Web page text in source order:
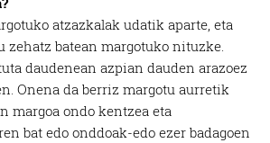
propioak eta hirugarrenen cookie-
ditu. Zure esperientzia eta
asmoz, cookie teknologiaz
hau onartuz gero, teknologia hori
esplizitua ematen diguzu.
atzazkalak udatik aparte, eta
zehatz batean margotuko nituzke.
daudenean azpian dauden arazoez
Onena da berriz margotu aurretik
margoa ondo kentzea eta
bat edo onddoak-edo ezer badagoen